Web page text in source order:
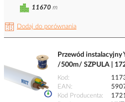
Dodaj do porównania
11670 m
Przewód instalacyjny
/500m/ SZPULA |
Kod
EAN
Kod Producenta